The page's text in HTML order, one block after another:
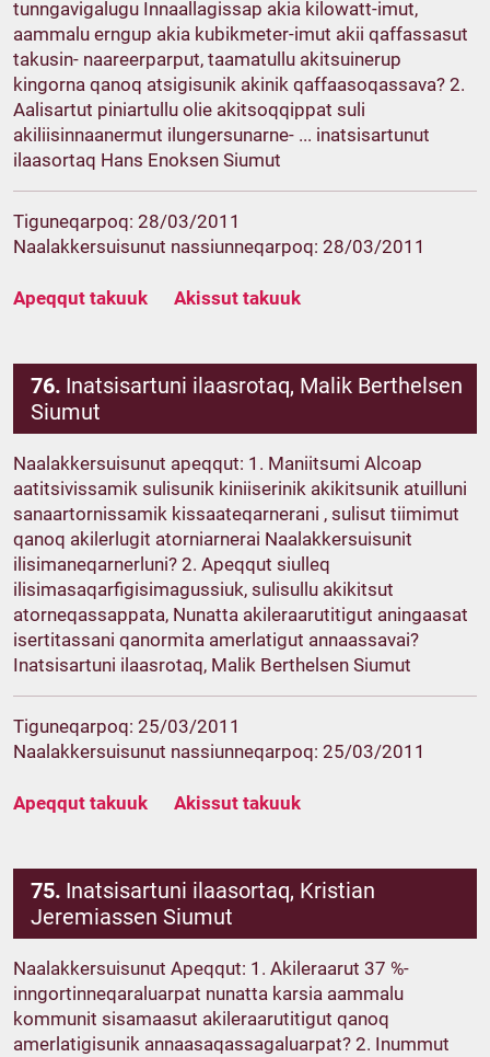
tunngavigalugu Innaallagissap akia kilowatt-imut,
aammalu erngup akia kubikmeter-imut akii qaffassasut
takusin- naareerparput, taamatullu akitsuinerup
kingorna qanoq atsigisunik akinik qaffaasoqassava? 2.
Aalisartut piniartullu olie akitsoqqippat suli
akiliisinnaanermut ilungersunarne- ... inatsisartunut
ilaasortaq Hans Enoksen Siumut
Tiguneqarpoq: 28/03/2011
Naalakkersuisunut nassiunneqarpoq: 28/03/2011
Apeqqut takuuk Akissut takuuk
76. Inatsisartuni ilaasrotaq, Malik Berthelsen
Siumut
Naalakkersuisunut apeqqut: 1. Maniitsumi Alcoap
aatitsivissamik sulisunik kiniiserinik akikitsunik atuilluni
sanaartornissamik kissaateqarnerani , sulisut tiimimut
qanoq akilerlugit atorniarnerai Naalakkersuisunit
ilisimaneqarnerluni? 2. Apeqqut siulleq
ilisimasaqarfigisimagussiuk, sulisullu akikitsut
atorneqassappata, Nunatta akileraarutitigut aningaasat
isertitassani qanormita amerlatigut annaassavai?
Inatsisartuni ilaasrotaq, Malik Berthelsen Siumut
Tiguneqarpoq: 25/03/2011
Naalakkersuisunut nassiunneqarpoq: 25/03/2011
Apeqqut takuuk Akissut takuuk
75. Inatsisartuni ilaasortaq, Kristian
Jeremiassen Siumut
Naalakkersuisunut Apeqqut: 1. Akileraarut 37 %-
inngortinneqaraluarpat nunatta karsia aammalu
kommunit sisamaasut akileraarutitigut qanoq
amerlatigisunik annaasaqassagaluarpat? 2. Inummut